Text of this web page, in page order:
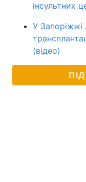
інсультних
У Запоріжжі
(відео)